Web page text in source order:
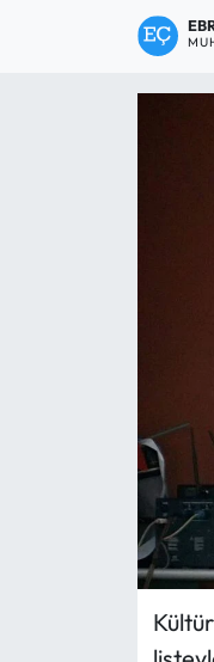
Çorum Son
Kimdir?
Kültür Sanat
Laçin Haberleri
Son Dakika